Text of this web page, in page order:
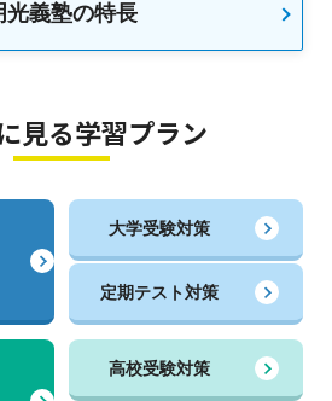
光義塾の特長
見る学習プラン
大学受験対策
定期テスト対策
高校受験対策